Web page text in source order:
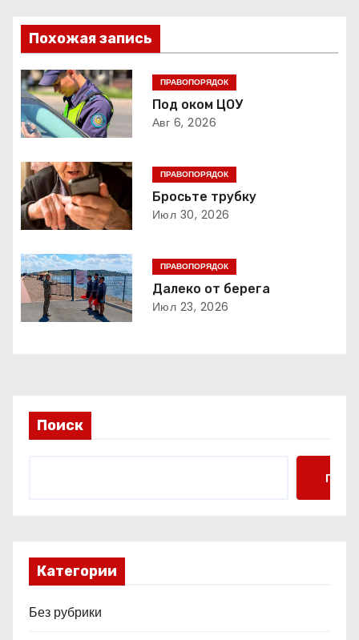
в
и
г
а
ц
и
я
п
о
з
и
Похожая запись
ПРАВОПОРЯДОК
Под оком ЦОУ
Авг 6, 2026
ПРАВОПОРЯДОК
Бросьте трубку
Июл 30, 2026
ПРАВОПОРЯДОК
Далеко от берега
Июл 23, 2026
Поиск
Поиск
Категории
Без рубрики